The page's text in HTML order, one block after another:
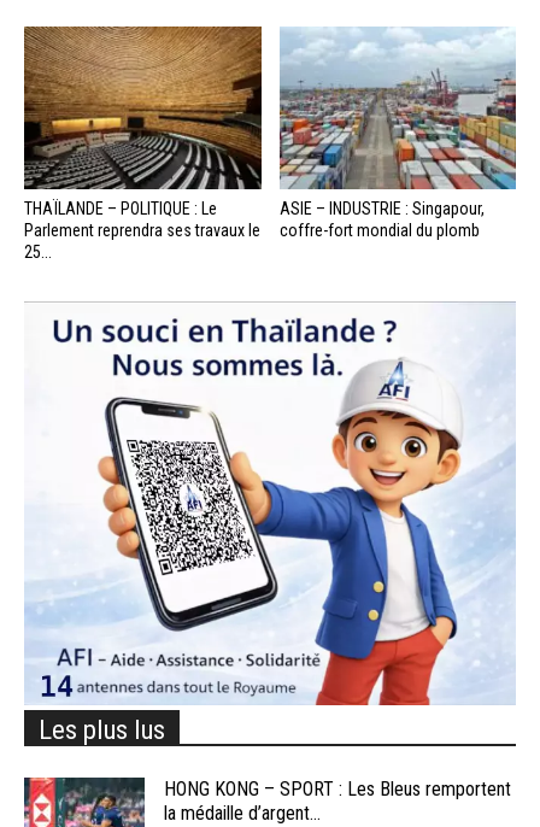
THAÏLANDE – POLITIQUE : Le
Parlement reprendra ses travaux le
25...
ASIE – INDUSTRIE : Singapour,
coffre-fort mondial du plomb
Les plus lus
HONG KONG – SPORT : Les Bleus remportent
la médaille d’argent...